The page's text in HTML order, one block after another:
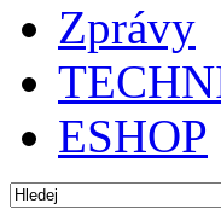
Zprávy
ESHOP